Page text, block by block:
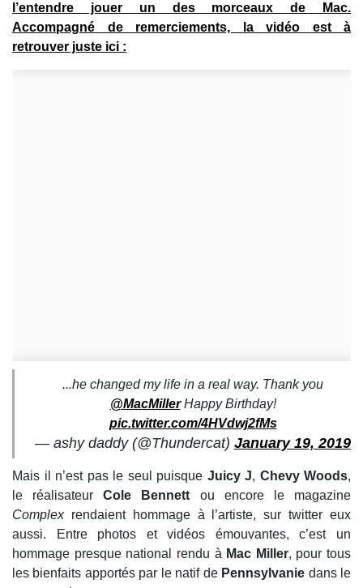
l’entendre jouer un des morceaux de Mac.
Accompagné de remerciements, la vidéo est à
retrouver juste ici :
...he changed my life in a real way. Thank you
@MacMillerHappy Birthday!
pic.twitter.com/4HVdwj2fMs
— ashy daddy (@Thundercat) January 19, 2019
Mais il n’est pas le seul puisque Juicy J, Chevy Woods,
le réalisateurCole Bennett ou encore le magazine
Complex rendaient hommage à l’artiste, sur twitter eux
aussi. Entre photos et vidéos émouvantes, c’est un
hommage presque national rendu à Mac Miller, pour tous
les bienfaits apportés par le natif de Pennsylvanie dans le